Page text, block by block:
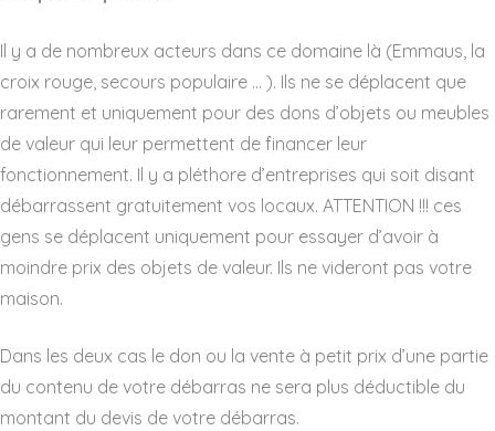
Il y a de nombreux acteurs dans ce domaine là (Emmaus, la
croix rouge, secours populaire … ). Ils ne se déplacent que
rarement et uniquement pour des dons d’objets ou meubles
de valeur qui leur permettent de financer leur
fonctionnement. Il y a pléthore d’entreprises qui soit disant
débarrassent gratuitement vos locaux. ATTENTION !!! ces
gens se déplacent uniquement pour essayer d’avoir à
moindre prix des objets de valeur. Ils ne videront pas votre
maison.
Dans les deux cas le don ou la vente à petit prix d’une partie
du contenu de votre débarras ne sera plus déductible du
montant du devis de votre débarras.